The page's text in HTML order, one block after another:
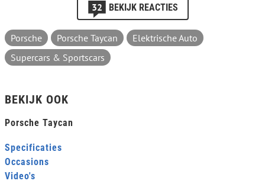
32 BEKIJK REACTIES
Porsche Porsche Taycan
Elektrische Auto
Supercars & Sportscars
BEKIJK OOK
Porsche Taycan
Specificaties
Occasions
Video's